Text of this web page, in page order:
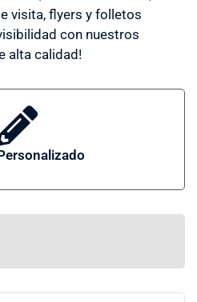
visita, flyers y folletos
con nuestros
alta calidad!